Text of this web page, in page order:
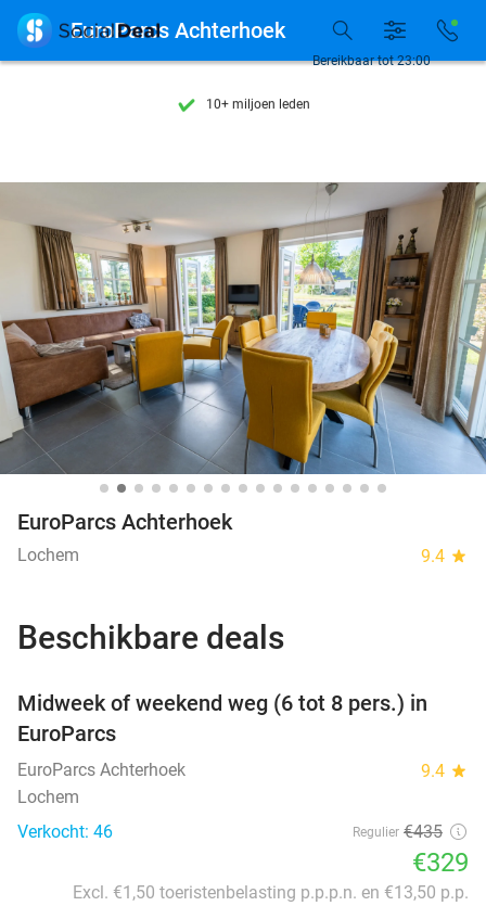
7 dagen per week beschikbaar
10+ miljoen leden
7 dagen per week beschikbaar
10+ miljoen leden
Bereikbaar tot 23:00
 EuroParcs Achterhoek
EuroParcs Achterhoek
Lochem 9.4 star
Beschikbare deals
Midweek of weekend weg (6 tot 8 pers.) in
EuroParcs
EuroParcs Achterhoek 9.4 star
Lochem
Verkocht: 46
Regulier €435
€329
Excl. €1,50 toeristenbelasting p.p.p.n. en €13,50 p.p.